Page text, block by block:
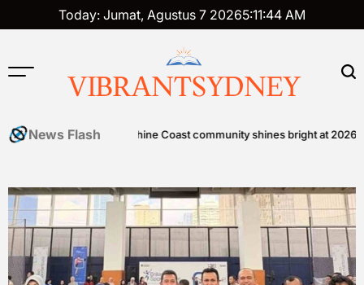
to
Today: Jumat, Agustus 7 20265:11:45 AM
VIBRANTSYDNEY
News Flash
Foods Sunshine Coast community shines bright at 2026